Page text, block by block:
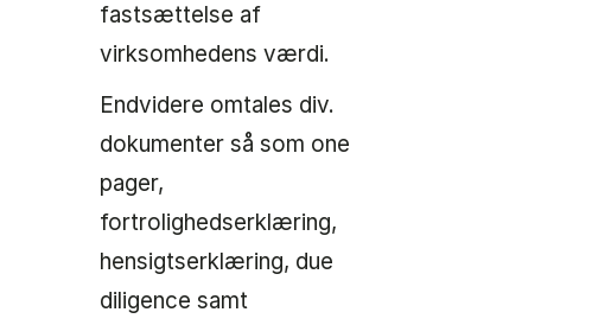
fastsættelse af
virksomhedens værdi.
Endvidere omtales div.
dokumenter så som one
pager,
fortrolighedserklæring,
hensigtserklæring, due
diligence samt